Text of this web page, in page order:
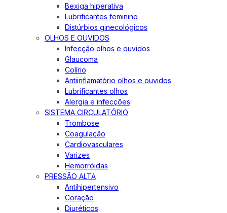
Bexiga hiperativa
Lubrificantes feminino
Distúrbios ginecológicos
OLHOS E OUVIDOS
Infecção olhos e ouvidos
Glaucoma
Colírio
Antiinflamatório olhos e ouvidos
Lubrificantes olhos
Alergia e infecções
SISTEMA CIRCULATÓRIO
Trombose
Coagulação
Cardiovasculares
Varizes
Hemorróidas
PRESSÃO ALTA
Antihipertensivo
Coração
Diuréticos